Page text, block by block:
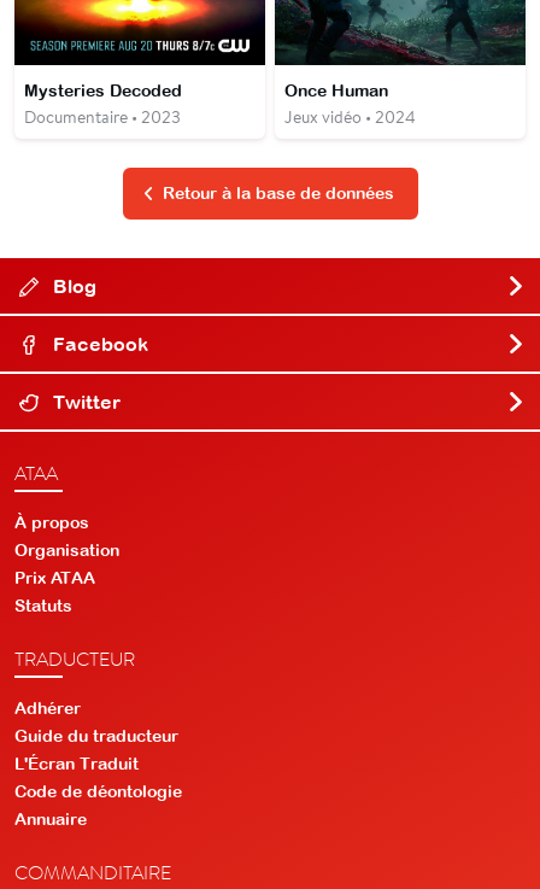
Mysteries Decoded
Documentaire • 2023
Once Human
Jeux vidéo • 2024
Retour à la base de données
Blog
Facebook
Twitter
ATAA
À propos
Organisation
Prix ATAA
Statuts
TRADUCTEUR
Adhérer
Guide du traducteur
L'Écran Traduit
Code de déontologie
Annuaire
COMMANDITAIRE